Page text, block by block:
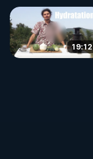
🌱 LA
Pour obtenir 19:12